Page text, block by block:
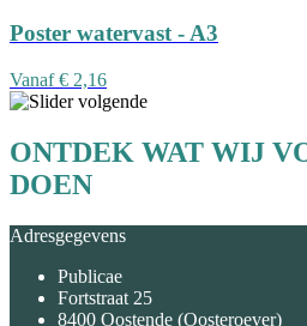
Poster watervast - A3
Vanaf € 2,16
ONTDEK WAT WIJ
DOEN
Adresgegevens
Publicae
Fortstraat 25
8400 Oostende (Oosteroever)